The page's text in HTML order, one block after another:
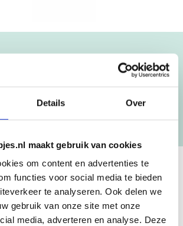
Details Over
maakt gebruik van cookies
om content en advertenties te
functies voor social media te bieden
te analyseren. Ook delen we
gebruik van onze site met onze
media, adverteren en analyse. Deze
EN
MET NAAM